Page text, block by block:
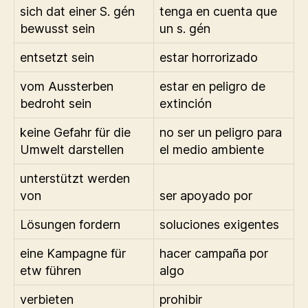
sich dat einer S. gén
bewusst sein
tenga en cuenta que
un s. gén
entsetzt sein
estar horrorizado
vom Aussterben
bedroht sein
estar en peligro de
extinción
keine Gefahr für die
Umwelt darstellen
no ser un peligro para
el medio ambiente
unterstützt werden
von
ser apoyado por
Lösungen fordern
soluciones exigentes
eine Kampagne für
etw führen
hacer campaña por
algo
verbieten
prohibir